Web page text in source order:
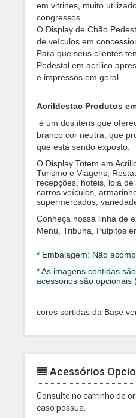
em vitrines, muito
congressos.
O Display de Chão
de veículos em
Para que seus clientes
Pedestal em acrilico
e impressos em geral.
Acrildestac Produtos
é um dos itens que
branco cor neutra, que
que está sendo exposto.
O Display Totem em
Turismo e Viagens,
recepções, hotéis, loja
carros veículos,
supermercados,
Conheça nossa linha de
Menu, Tribuna, Pulpitos
* Embalagem: Não
* As imagens contidas
acessórios são opcionais
cores sortidas da Base
Acessórios
Consulte no carrinho de
caso possua.